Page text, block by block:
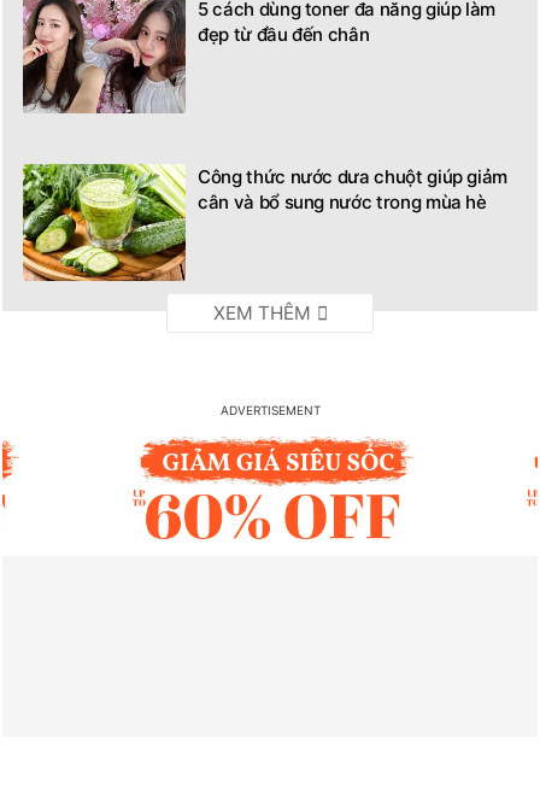
5 cách dùng toner đa năng giúp làm
đẹp từ đầu đến chân
Công thức nước dưa chuột giúp giảm
cân và bổ sung nước trong mùa hè